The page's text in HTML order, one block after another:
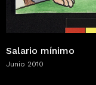
Salario mínimo
Junio 2010